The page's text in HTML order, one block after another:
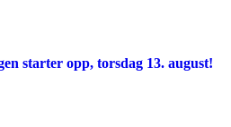
starter opp, torsdag 13. august!